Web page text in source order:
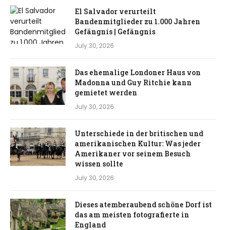
El Salvador verurteilt
Bandenmitglieder zu 1.000 Jahren
Gefängnis | Gefängnis
July 30, 2026
Das ehemalige Londoner Haus von
Madonna und Guy Ritchie kann
gemietet werden
July 30, 2026
Unterschiede in der britischen und
amerikanischen Kultur: Was jeder
Amerikaner vor seinem Besuch
wissen sollte
July 30, 2026
Dieses atemberaubend schöne Dorf ist
das am meisten fotografierte in
England